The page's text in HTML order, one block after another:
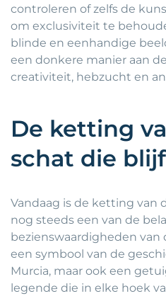
controleren of zelfs de
om exclusiviteit te
blinde en eenhandige
een donkere manier aan
creativiteit, hebzucht en
De ketting
schat die
Vandaag is de ketting van
nog steeds een van de
bezienswaardigheden van
een symbool van de
Murcia, maar ook een
legende die in elke hoek